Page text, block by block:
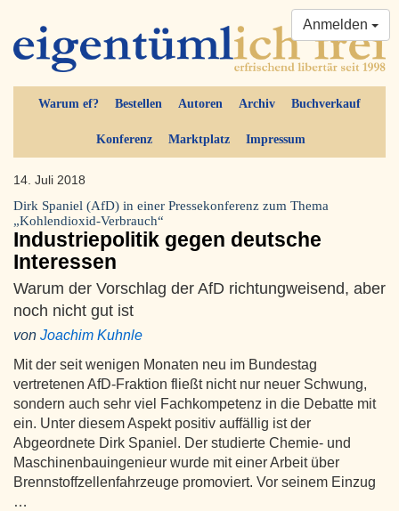
Warum ef? Bestellen Autoren Archiv Buchverkauf
Konferenz Marktplatz Impressum
Anmelden
14. Juli 2018
Dirk Spaniel (AfD) in einer Pressekonferenz zum Thema
„Kohlendioxid-Verbrauch“
Industriepolitik gegen deutsche
Interessen
Warum der Vorschlag der AfD richtungweisend, aber
noch nicht gut ist
von Joachim Kuhnle
Mit der seit wenigen Monaten neu im Bundestag
vertretenen AfD-Fraktion fließt nicht nur neuer Schwung,
sondern auch sehr viel Fachkompetenz in die Debatte mit
ein. Unter diesem Aspekt positiv auffällig ist der
Abgeordnete Dirk Spaniel. Der studierte Chemie- und
Maschinenbauingenieur wurde mit einer Arbeit über
Brennstoffzellenfahrzeuge promoviert. Vor seinem Einzug
…